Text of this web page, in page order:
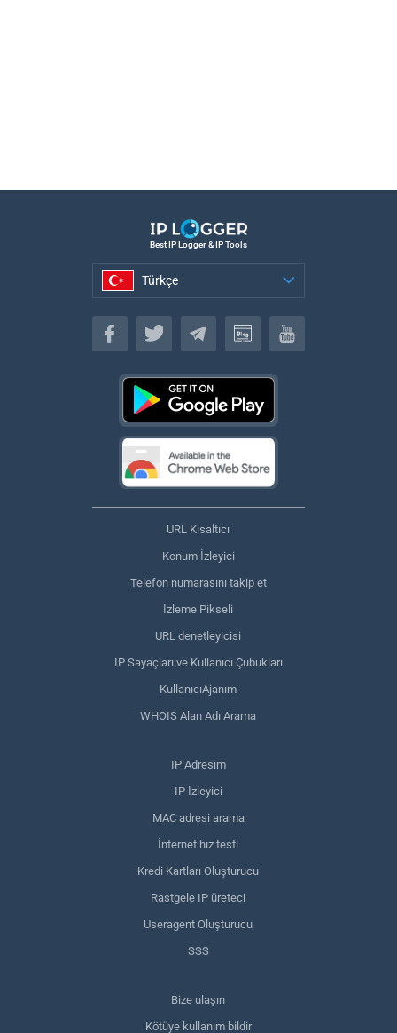
Best IP Logger & IP Tools
Türkçe
Türkçe
URL Kısaltıcı
Konum İzleyici
Telefon numarasını takip et
İzleme Pikseli
URL denetleyicisi
IP Sayaçları ve Kullanıcı Çubukları
KullanıcıAjanım
WHOIS Alan Adı Arama
IP Adresim
IP İzleyici
MAC adresi arama
İnternet hız testi
Kredi Kartları Oluşturucu
Rastgele IP üreteci
Useragent Oluşturucu
SSS
Bize ulaşın
Kötüye kullanım bildir